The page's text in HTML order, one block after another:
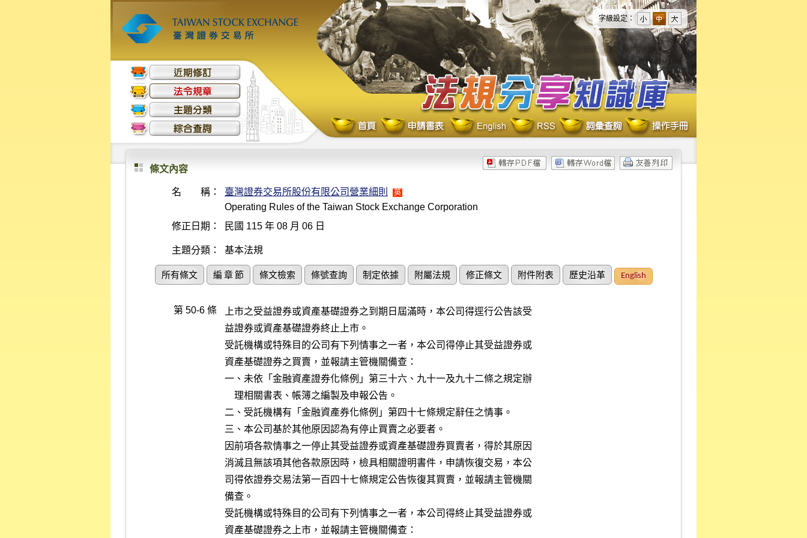
字級設定：
條文內容
名 稱： 臺灣證券交易所股份有限公司營業細則 英
Operating Rules of the Taiwan Stock Exchange Corporation
修正日期：
民國 115 年 08 月 06 日
主題分類： 基本法規
所有條文 編 章 節 條文檢索 條號查詢 制定依據 附屬法規 修正條文 附件附表 歷史沿革 English
第 50-6 條
上市之受益證券或資產基礎證券之到期日屆滿時，本公司得逕行公告該受
益證券或資產基礎證券終止上市。
受託機構或特殊目的公司有下列情事之一者，本公司得停止其受益證券或
資產基礎證券之買賣，並報請主管機關備查：
一、未依「金融資產證券化條例」第三十六、九十一及九十二條之規定辦
二、受託機構有「金融資產券化條例」第四十七條規定辭任之情事。
三、本公司基於其他原因認為有停止買賣之必要者。
因前項各款情事之一停止其受益證券或資產基礎證券買賣者，得於其原因
消滅且無該項其他各款原因時，檢具相關證明書件，申請恢復交易，本公
司得依證券交易法第一百四十七條規定公告恢復其買賣，並報請主管機關
備查。
受託機構或特殊目的公司有下列情事之一者，本公司得終止其受益證券或
資產基礎證券之上市，並報請主管機關備查：